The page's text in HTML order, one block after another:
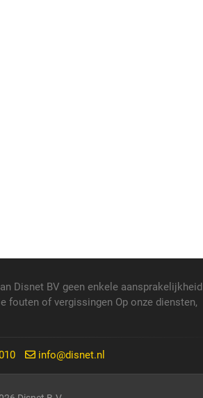
Disnet BV geen enkele aansprakelijkheid
fouten of vergissingen Op onze diensten,
info@disnet.nl